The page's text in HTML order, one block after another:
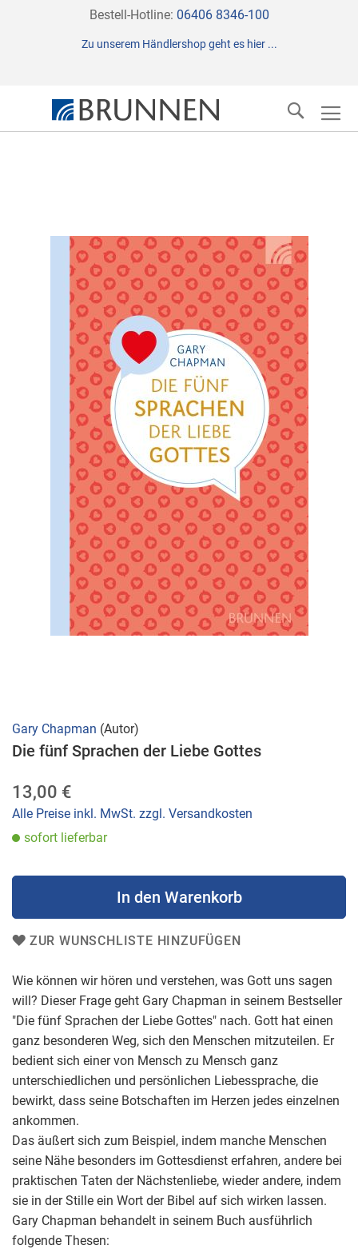
Direkt
Inhalt
Bestell-Hotline: 06406 8346-100
Zu unserem Händlershop geht es hier ...
Suche
Gary Chapman (Autor)
Die fünf Sprachen der Liebe Gottes
13,00 €
Alle Preise inkl. MwSt. zzgl. Versandkosten
sofort lieferbar
In den Warenkorb
ZUR WUNSCHLISTE HINZUFÜGEN
Wie können wir hören und verstehen, was Gott uns sagen
will? Dieser Frage geht Gary Chapman in seinem Bestseller
"Die fünf Sprachen der Liebe Gottes" nach. Gott hat einen
ganz besonderen Weg, sich den Menschen mitzuteilen. Er
bedient sich einer von Mensch zu Mensch ganz
unterschiedlichen und persönlichen Liebessprache, die
bewirkt, dass seine Botschaften im Herzen jedes einzelnen
ankommen.
Das äußert sich zum Beispiel, indem manche Menschen
seine Nähe besonders im Gottesdienst erfahren, andere bei
praktischen Taten der Nächstenliebe, wieder andere, indem
sie in der Stille ein Wort der Bibel auf sich wirken lassen.
Gary Chapman behandelt in seinem Buch ausführlich
folgende Thesen: